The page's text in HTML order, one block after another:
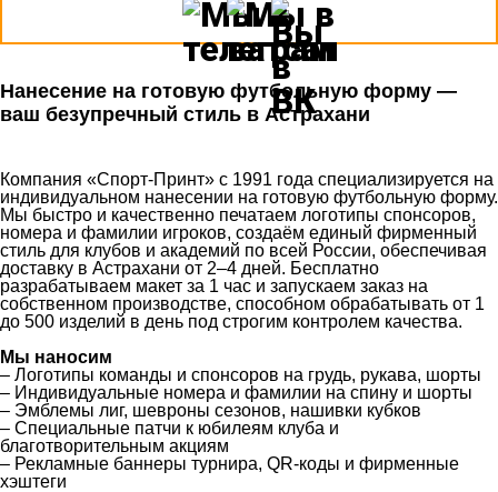
Нанесение на готовую футбольную форму —
ваш безупречный стиль в Астрахани
Компания «Спорт-Принт» с 1991 года специализируется на
индивидуальном нанесении на готовую футбольную форму.
Мы быстро и качественно печатаем логотипы спонсоров,
номера и фамилии игроков, создаём единый фирменный
стиль для клубов и академий по всей России, обеспечивая
доставку в Астрахани от 2–4 дней. Бесплатно
разрабатываем макет за 1 час и запускаем заказ на
собственном производстве, способном обрабатывать от 1
до 500 изделий в день под строгим контролем качества.
Мы наносим
– Логотипы команды и спонсоров на грудь, рукава, шорты
– Индивидуальные номера и фамилии на спину и шорты
– Эмблемы лиг, шевроны сезонов, нашивки кубков
– Специальные патчи к юбилеям клуба и
благотворительным акциям
– Рекламные баннеры турнира, QR-коды и фирменные
хэштеги